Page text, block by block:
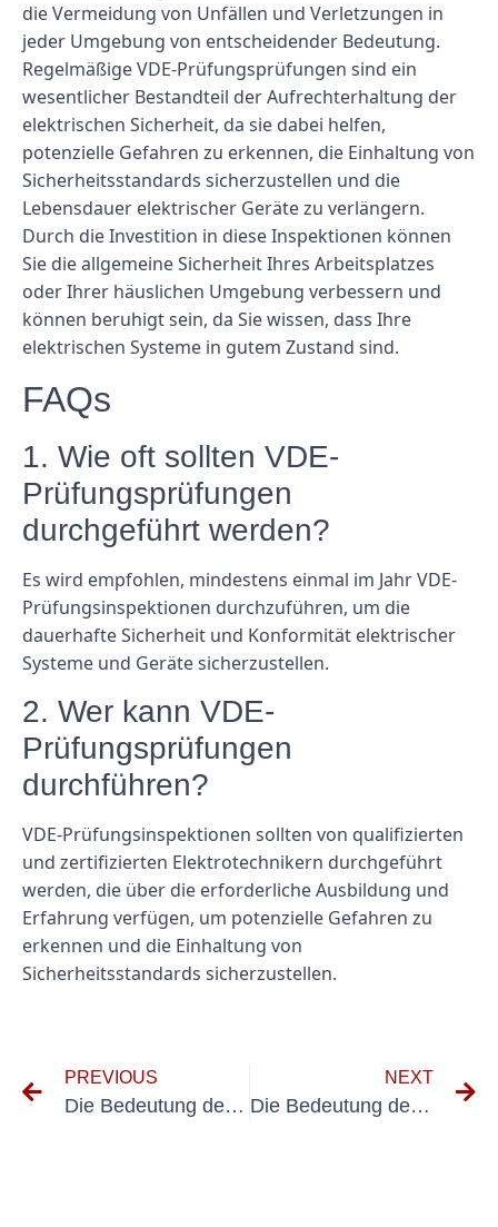
die Vermeidung von Unfällen und Verletzungen in
jeder Umgebung von entscheidender Bedeutung.
Regelmäßige VDE-Prüfungsprüfungen sind ein
wesentlicher Bestandteil der Aufrechterhaltung der
elektrischen Sicherheit, da sie dabei helfen,
potenzielle Gefahren zu erkennen, die Einhaltung von
Sicherheitsstandards sicherzustellen und die
Lebensdauer elektrischer Geräte zu verlängern.
Durch die Investition in diese Inspektionen können
Sie die allgemeine Sicherheit Ihres Arbeitsplatzes
oder Ihrer häuslichen Umgebung verbessern und
können beruhigt sein, da Sie wissen, dass Ihre
elektrischen Systeme in gutem Zustand sind.
FAQs
1. Wie oft sollten VDE-
Prüfungsprüfungen
durchgeführt werden?
Es wird empfohlen, mindestens einmal im Jahr VDE-
Prüfungsinspektionen durchzuführen, um die
dauerhafte Sicherheit und Konformität elektrischer
Systeme und Geräte sicherzustellen.
2. Wer kann VDE-
Prüfungsprüfungen
durchführen?
VDE-Prüfungsinspektionen sollten von qualifizierten
und zertifizierten Elektrotechnikern durchgeführt
werden, die über die erforderliche Ausbildung und
Erfahrung verfügen, um potenzielle Gefahren zu
erkennen und die Einhaltung von
Sicherheitsstandards sicherzustellen.
PREVIOUS
Die Bedeutung der Prüfung nach DIN VDE 0105 für die elektrische Sicherheit
NEXT
Die Bedeutung der UVV-Prüfung in der Erwachsenenbildung verstehen